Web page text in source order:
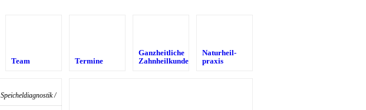
Team Termine
Ganzheitliche
Zahnheilkunde
Naturheil­
praxis
Speicheldiagnostik/